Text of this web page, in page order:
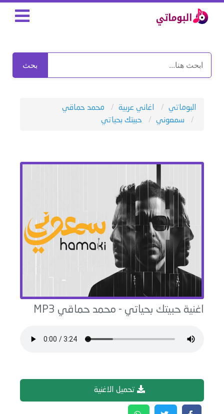
بحث
البوماتي اغاني عربية
محمد حماقي
سمعوني
حبيتك بحياتي
اغنية حبيتك بحياتي - محمد حماقي
تحميل الاغنية